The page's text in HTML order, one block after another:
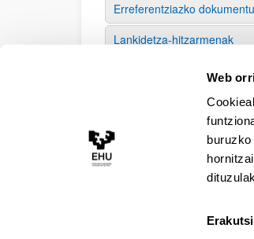
Web
Erreferentziazko
Lankidetza-hitzarmenak